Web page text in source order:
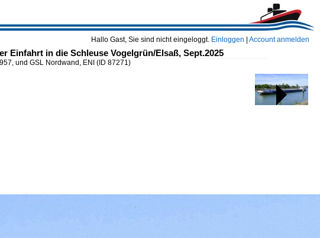
Hallo Gast, Sie sind nicht eingeloggt. Einloggen Account anmelden
Einfahrt in die Schleuse Vogelgrün/Elsaß, Sept.2025
und GSL Nordwand, ENI (ID 87271)